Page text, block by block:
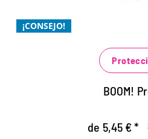
¡CONSEJO!se conserva la
BOOM!
de 5,45 € *